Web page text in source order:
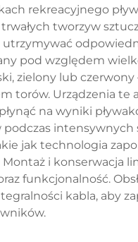
rekreacyjnego
tworzyw
pod względem
zielony lub
torów. Urządzenia te
na wyniki
jak technologia
i konserwacja
funkcjonalność.
kabla, aby